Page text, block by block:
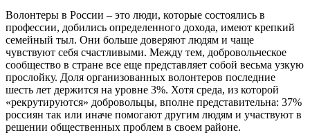
Волонтеры в России – это люди, которые состоялись в
профессии, добились определенного дохода, имеют крепкий
семейный тыл. Они больше доверяют людям и чаще
чувствуют себя счастливыми. Между тем, добровольческое
сообщество в стране все еще представляет собой весьма узкую
прослойку. Доля организованных волонтеров последние
шесть лет держится на уровне 3%. Хотя среда, из которой
«рекрутируются» добровольцы, вполне представительна: 37%
россиян так или иначе помогают другим людям и участвуют в
решении общественных проблем в своем районе.